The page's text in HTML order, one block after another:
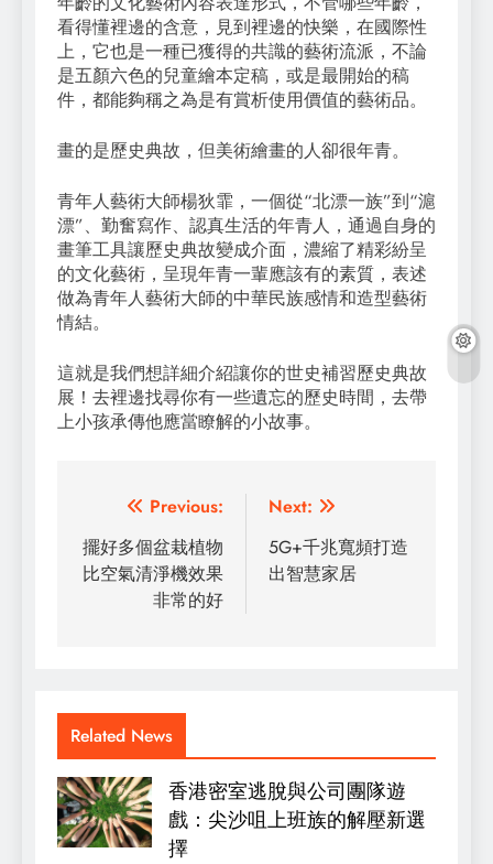
看得懂裡邊的含意，見到裡邊的快樂，在國際性
上，它也是一種已獲得的共識的藝術流派，不論
是五顏六色的兒童繪本定稿，或是最開始的稿
件，都能夠稱之為是有賞析使用價值的藝術品。
畫的是歷史典故，但美術繪畫的人卻很年青。
青年人藝術大師楊狄霏，一個從“北漂一族”到“滬
漂”、勤奮寫作、認真生活的年青人，通過自身的
畫筆工具讓歷史典故變成介面，濃縮了精彩紛呈
的文化藝術，呈現年青一輩應該有的素質，表述
做為青年人藝術大師的中華民族感情和造型藝術
情結。
這就是我們想詳細介紹讓你的世史補習歷史典故
展！去裡邊找尋你有一些遺忘的歷史時間，去帶
上小孩承傳他應當瞭解的小故事。
Post
navigation
Previous:
擺好多個盆栽植物
比空氣清淨機效果
非常的好
Next:
5G+千兆寬頻打造
出智慧家居
Related News
香港密室逃脫與公司團隊遊
戲：尖沙咀上班族的解壓新選
擇